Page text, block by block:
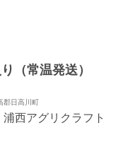
（常温発送）
郡日高川町
浦西アグリクラフト